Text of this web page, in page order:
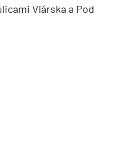
Vlárska a Pod